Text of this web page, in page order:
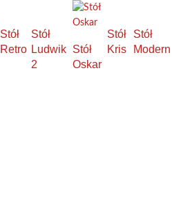
Stół
Retro
Stół
Ludwik
2
Stół
Oskar
Stół
Kris
Stół
Modern